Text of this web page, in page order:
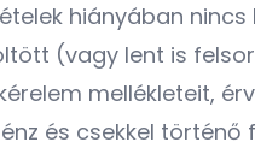
hiányában nincs
(vagy lent is
mellékleteit,
és csekkel történő